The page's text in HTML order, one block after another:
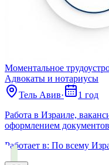
Моментальное
Адвокаты и нoтариусы
Тель Авив·
1 год
Работа в Израиле,
оформлением документов
Работает в: По всему